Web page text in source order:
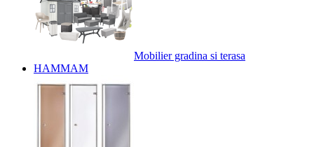
Mobilier gradina si terasa
HAMMAM